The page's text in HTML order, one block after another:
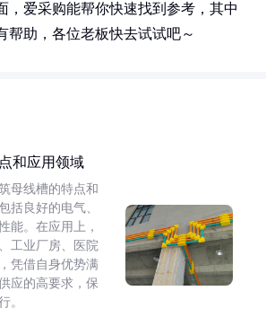
，爱采购能帮你快速找到参考，其中
帮助，各位老板快去试试吧～
和应用领域
母线槽的特点和
括良好的电气、
能。在应用上，
工业厂房、医院
凭借自身优势满
应的高要求，保
。